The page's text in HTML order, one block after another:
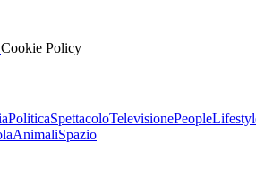
Cookie Policy
PoliticaSpettacoloTelevisionePeople
AnimaliSpazio